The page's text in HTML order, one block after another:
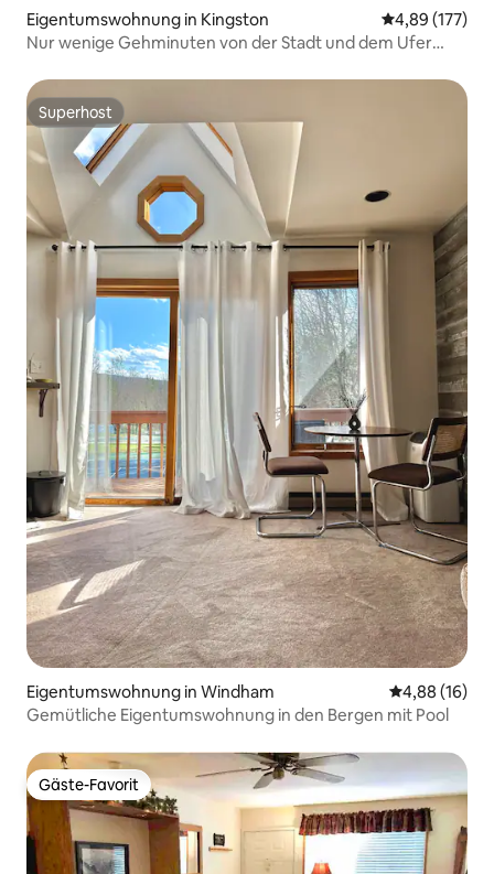
Eigentumswohnung in Kingston
4,89 (177)
Nur wenige Gehminuten von der Stadt und dem Ufer
Superhost
Superhost
Eigentumswohnung in Windham
4,88 (16)
Gemütliche Eigentumswohnung in den Bergen mit Pool
Gäste-Favorit
Gäste-Favorit